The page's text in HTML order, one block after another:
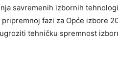
savremenih izbornih
fazi za Opće izbore
tehničku spremnost